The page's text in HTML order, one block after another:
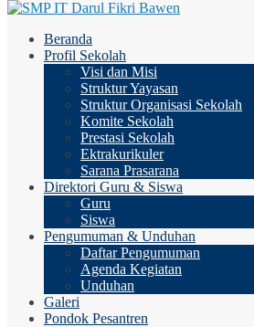
Beranda
Profil Sekolah
Visi dan Misi
Struktur Yayasan
Struktur Organisasi Sekolah
Komite Sekolah
Prestasi Sekolah
Ektrakurikuler
Sarana Prasarana
Direktori Guru & Siswa
Guru
Siswa
Pengumuman & Unduhan
Daftar Pengumuman
Agenda Kegiatan
Unduhan
Galeri
Pondok Pesantren